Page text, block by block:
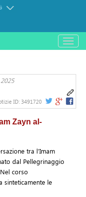
باز
و
کردن
ID: 3491720
Zayn al-
tra l’Imam
dal Pellegrinaggio
corso
sinteticamente le